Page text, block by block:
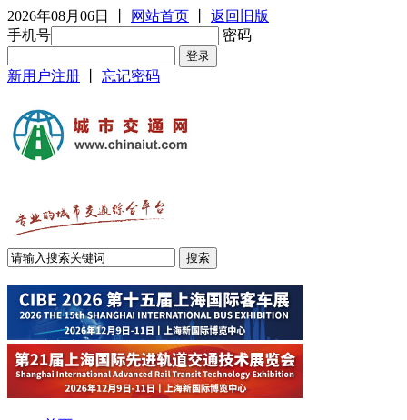
2026年08月06日 网站首页
返回旧版
手机号
密码
新用户注册 忘记密码